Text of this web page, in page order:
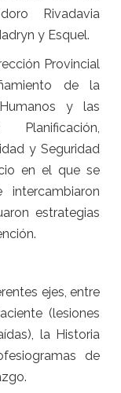
Rivadavia
y Esquel.
Provincial
de la
y las
y Seguridad
en el que se
intercambiaron
estrategias
ejes, entre
(lesiones
la Historia
de